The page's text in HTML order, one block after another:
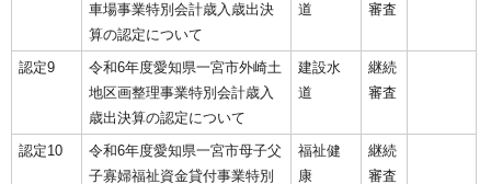
車場事業特別会計歳入歳出決
算の認定について
道
審査
認定9
令和6年度愛知県一宮市外崎土
地区画整理事業特別会計歳入
歳出決算の認定について
建設水
道
継続
審査
認定10
令和6年度愛知県一宮市母子父
子寡婦福祉資金貸付事業特別
福祉健
康
継続
審査